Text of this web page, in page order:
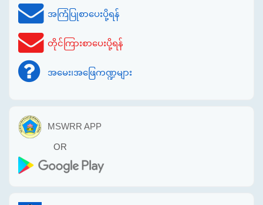
အကြံပြုစာပေးပို့ရန်
တိုင်ကြားစာပေးပို့ရန်
အမေး၊အဖြေကဏ္ဍများ
MSWRR APP
OR